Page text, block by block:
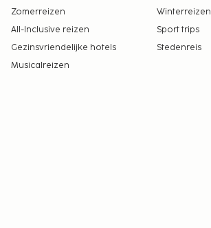
Zomerreizen
Winterreizen
All-Inclusive reizen
Sport trips
Gezinsvriendelijke hotels
Stedenreis
Musicalreizen